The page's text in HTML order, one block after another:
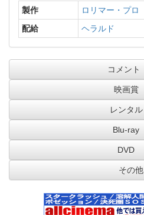
製作
ロリマー・プロ
配給
ヘラルド
コメント
映画賞
レンタル
Blu-ray
DVD
その他